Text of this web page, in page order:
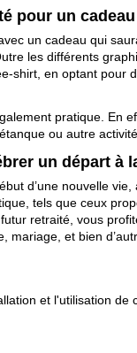
pour un
un cadeau qui
les différents
shirt, en optant
pratique. En
ou autre
un départ à
d’une nouvelle
tels que ceux
retraité, vous
mariage, et bien
et l'utilisation